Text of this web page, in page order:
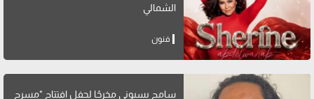
الشمالي
فنون
سامح بسيوني مخرجًا لحفل افتتاح "مسرح